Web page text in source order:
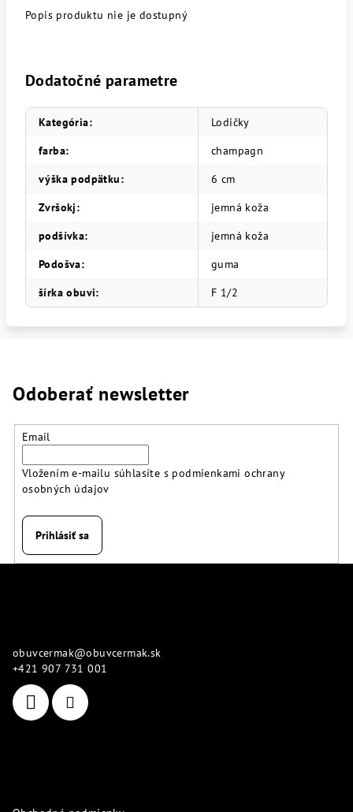
Popis produktu nie je dostupný
Dodatočné parametre
Kategória:
Lodičky
farba:
champagn
výška podpätku:
6 cm
Zvršokj:
jemná koža
podšívka:
jemná koža
Podošva:
guma
šírka obuvi: F 1/2
Odoberať newsletter
Email
Vložením e-mailu súhlasíte s podmienkami ochrany
osobných údajov
Prihlásiť sa
obuvcermak@obuvcermak.sk
+421 907 731 001